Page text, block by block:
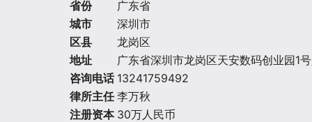
省份
广东省
城市
深圳市
区县
龙岗区
地址
广东省深圳市龙岗区天安数码创业园1
咨询电话 13241759492
律所主任 李万秋
注册资本 30万人民币